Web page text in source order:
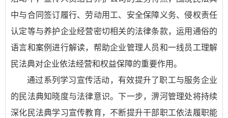
中与合同签订履行、劳动用工、安全保障义务、侵权责任
认定等与养护企业经营密切相关的法律条款，运用通俗的
语言和案例进行解读，帮助企业管理人员和一线员工理解
民法典对企业依法经营和权益保障的重要作用。
通过系列学习宣传活动，有效提升了职工与服务企业
的民法典知晓度与法律意识。下一步，淠河管理处将持续
深化民法典学习宣传教育，不断提升干部职工依法履职能